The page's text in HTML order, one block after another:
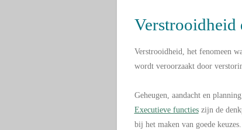
Verstrooidheid
Verstrooidheid, het fenomeen
wordt veroorzaakt door
Geheugen, aandacht en
Executieve functieszijn de
bij het maken van goede keuzes.